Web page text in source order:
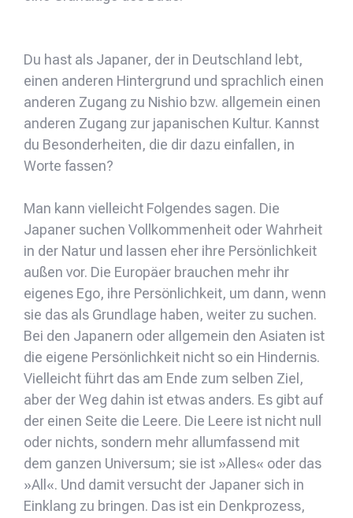
Du hast als Japaner, der in Deutschland lebt,
einen anderen Hintergrund und sprachlich einen
anderen Zugang zu Nishio bzw. allgemein einen
anderen Zugang zur japanischen Kultur. Kannst
du Besonderheiten, die dir dazu einfallen, in
Worte fassen?
Man kann vielleicht Folgendes sagen. Die
Japaner suchen Vollkommenheit oder Wahrheit
in der Natur und lassen eher ihre Persönlichkeit
außen vor. Die Europäer brauchen mehr ihr
eigenes Ego, ihre Persönlichkeit, um dann, wenn
sie das als Grundlage haben, weiter zu suchen.
Bei den Japanern oder allgemein den Asiaten ist
die eigene Persönlichkeit nicht so ein Hindernis.
Vielleicht führt das am Ende zum selben Ziel,
aber der Weg dahin ist etwas anders. Es gibt auf
der einen Seite die Leere. Die Leere ist nicht null
oder nichts, sondern mehr allumfassend mit
dem ganzen Universum; sie ist »Alles« oder das
»All«. Und damit versucht der Japaner sich in
Einklang zu bringen. Das ist ein Denkprozess,